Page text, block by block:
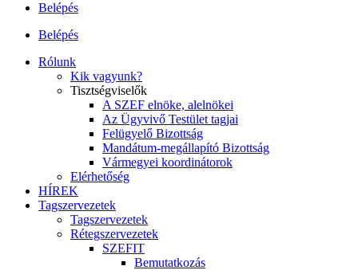
Belépés
Belépés
Rólunk
Kik vagyunk?
Tisztségviselők
A SZEF elnöke, alelnökei
Az Ügyvivő Testület tagjai
Felügyelő Bizottság
Mandátum-megállapító Bizottság
Vármegyei koordinátorok
Elérhetőség
HÍREK
Tagszervezetek
Tagszervezetek
Rétegszervezetek
SZEFIT
Bemutatkozás